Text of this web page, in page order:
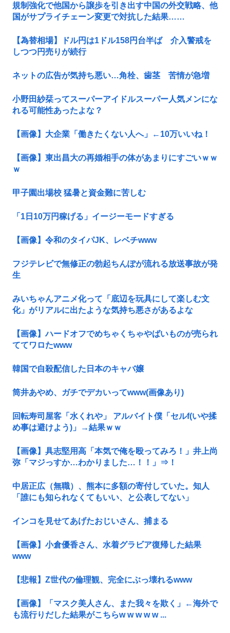
規制強化で他国から譲歩を引き出す中国の外交戦略、他
国がサプライチェーン変更で対抗した結果……
【為替相場】ドル円は1ドル158円台半ば 介入警戒を
しつつ円売りが続行
ネットの広告が気持ち悪い…角栓、歯茎 苦情が急増
小野田紗栞ってスーパーアイドルスーパー人気メンにな
れる可能性あったよな？
【画像】大企業「働きたくない人へ」←10万いいね！
【画像】東出昌大の再婚相手の体があまりにすごいｗｗ
ｗ
甲子園出場校 猛暑と資金難に苦しむ
「1日10万円稼げる」イージーモードすぎる
【画像】令和のタイパJK、レベチwww
フジテレビで無修正の勃起ちんぽが流れる放送事故が発
生
みいちゃんアニメ化って「底辺を玩具にして楽しむ文
化」がリアルに出たような気持ち悪さがあるよな
【画像】ハードオフでめちゃくちゃやばいものが売られ
ててワロたwww
韓国で自殺配信した日本のキャバ嬢
筒井あやめ、ガチでデカいってwww(画像あり)
回転寿司屋客「水くれや」 アルバイト僕「セルf(いや揉
め事は避けよう)」→結果ｗｗ
【画像】具志堅用高「本気で俺を殴ってみろ！」井上尚
弥「マジっすか…わかりました…！！」⇒！
中居正広（無職）、熊本に多額の寄付していた。知人
「誰にも知られなくてもいい、と公表してない」
インコを見せてあげたおじいさん、捕まる
【画像】小倉優香さん、水着グラビア復帰した結果
www
【悲報】Z世代の倫理観、完全にぶっ壊れるwww
【画像】「マスク美人さん、また我々を欺く」←海外で
も流行りだした結果がこちらw w w w w ...